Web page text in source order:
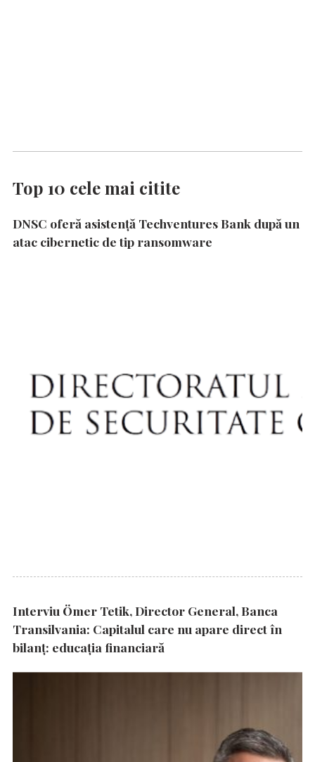
Top 10 cele mai citite
DNSC oferă asistență Techventures Bank după un
atac cibernetic de tip ransomware
Interviu Ömer Tetik, Director General, Banca
Transilvania: Capitalul care nu apare direct în
bilanț: educația financiară